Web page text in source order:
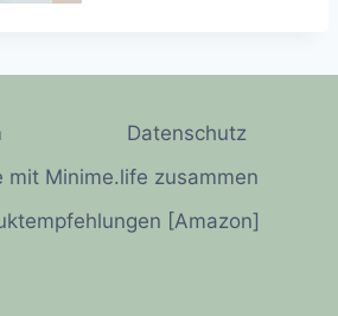
Datenschutz
mit Minime.life zusammen
[Amazon]